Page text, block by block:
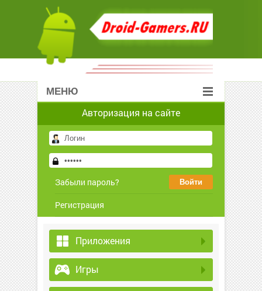
МЕНЮ
Авторизация на сайте
Забыли пароль?
Регистрация
Приложения
Игры